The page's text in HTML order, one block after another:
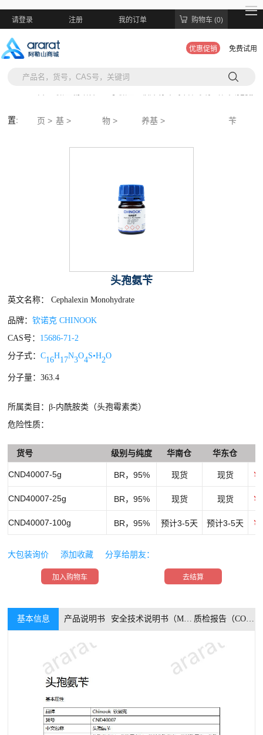
请登录 注册 我的订单 购物车 (0)
优惠促销 免费试用
置: 页 > 基 > 物 > 养基 > 苄
头孢氨苄
英文名称： Cephalexin Monohydrate
品牌：钦诺克 CHINOOK
CAS号： 15686-71-2
分子式：C16H17N3O4S•H2O
分子量：363.4
所属类目：β-内酰胺类（头孢霉素类）
危险性质：
货号 级别与纯度 华南仓 华东仓
CND40007-5g BR，95% 现货 现货
CND40007-25g BR，95% 现货 现货
CND40007-100g BR，95% 预计3-5天 预计3-5天
大包装询价 添加收藏 分享给朋友：
加入购物车 去结算
基本信息 产品说明书 安全技术说明书（MSDS） 质检报告（COA）